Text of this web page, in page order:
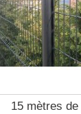
15 mètres de